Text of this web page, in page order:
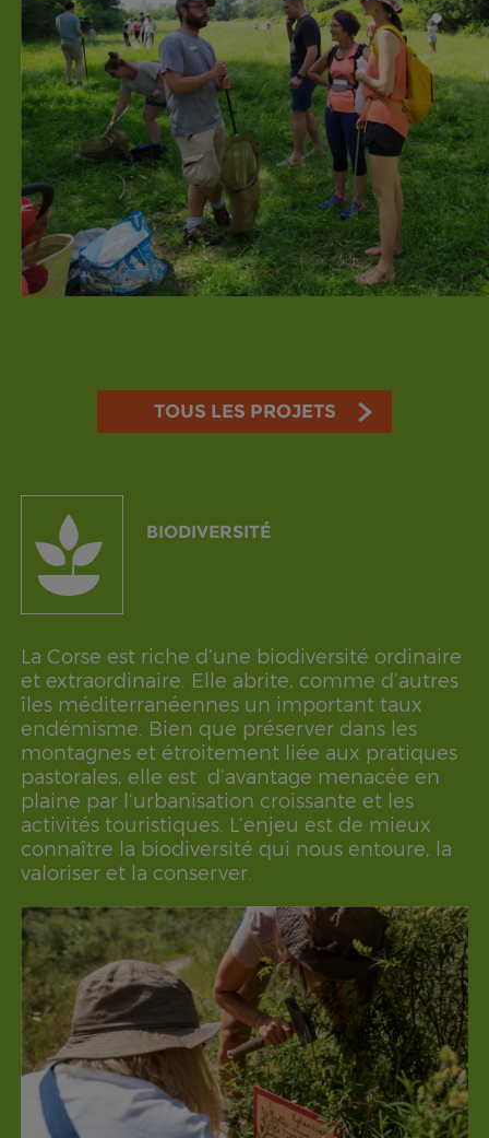
TOUS LES PROJETS
BIODIVERSITÉ
La Corse est riche d’une biodiversité ordinaire
et extraordinaire. Elle abrite, comme d’autres
îles méditerranéennes un important taux
endémisme. Bien que préserver dans les
montagnes et étroitement liée aux pratiques
pastorales, elle est d’avantage menacée en
plaine par l’urbanisation croissante et les
activités touristiques. L’enjeu est de mieux
connaître la biodiversité qui nous entoure, la
valoriser et la conserver.